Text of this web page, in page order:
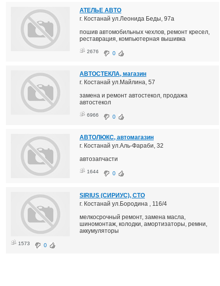
АТЕЛЬЕ АВТО
г. Костанай ул.Леонида Беды, 97а
пошив автомобильных чехлов, ремонт кресел,
реставрация, компьютерная вышивка
2676 0
АВТОСТЕКЛА, магазин
г. Костанай ул.Майлина, 57
замена и ремонт автостекол, продажа
автостекол
6966 0
АВТОЛЮКС, автомагазин
г. Костанай ул.Аль-Фараби, 32
автозапчасти
1644 0
SIRIUS (СИРИУС), СТО
г. Костанай ул.Бородина , 116/4
мелкосрочный ремонт, замена масла,
шиномонтаж, колодки, амортизаторы, ремни,
аккумуляторы
1573 0